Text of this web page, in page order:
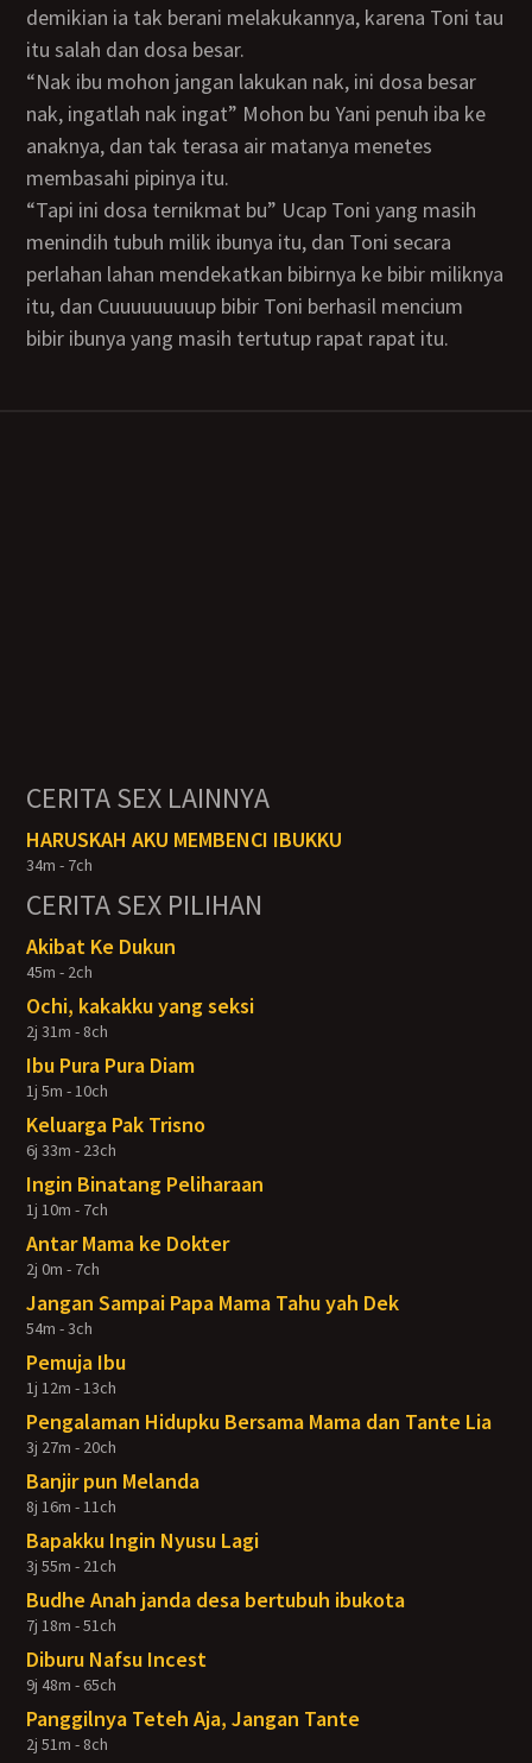
demikian ia tak berani melakukannya, karena Toni tau
itu salah dan dosa besar.
“Nak ibu mohon jangan lakukan nak, ini dosa besar
nak, ingatlah nak ingat” Mohon bu Yani penuh iba ke
anaknya, dan tak terasa air matanya menetes
membasahi pipinya itu.
“Tapi ini dosa ternikmat bu” Ucap Toni yang masih
menindih tubuh milik ibunya itu, dan Toni secara
perlahan lahan mendekatkan bibirnya ke bibir miliknya
itu, dan Cuuuuuuuuup bibir Toni berhasil mencium
bibir ibunya yang masih tertutup rapat rapat itu.
CERITA SEX LAINNYA
HARUSKAH AKU MEMBENCI IBUKKU
34m - 7ch
CERITA SEX PILIHAN
Akibat Ke Dukun
45m - 2ch
Ochi, kakakku yang seksi
2j 31m - 8ch
Ibu Pura Pura Diam
1j 5m - 10ch
Keluarga Pak Trisno
6j 33m - 23ch
Ingin Binatang Peliharaan
1j 10m - 7ch
Antar Mama ke Dokter
2j 0m - 7ch
Jangan Sampai Papa Mama Tahu yah Dek
54m - 3ch
Pemuja Ibu
1j 12m - 13ch
Pengalaman Hidupku Bersama Mama dan Tante Lia
3j 27m - 20ch
Banjir pun Melanda
8j 16m - 11ch
Bapakku Ingin Nyusu Lagi
3j 55m - 21ch
Budhe Anah janda desa bertubuh ibukota
7j 18m - 51ch
Diburu Nafsu Incest
9j 48m - 65ch
Panggilnya Teteh Aja, Jangan Tante
2j 51m - 8ch